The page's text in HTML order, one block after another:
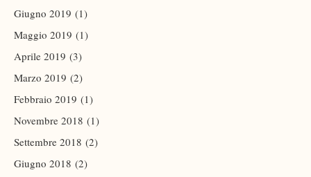
Giugno 2019 (1)
Maggio 2019 (1)
Aprile 2019 (3)
Marzo 2019 (2)
Febbraio 2019 (1)
Novembre 2018 (1)
Settembre 2018 (2)
Giugno 2018 (2)